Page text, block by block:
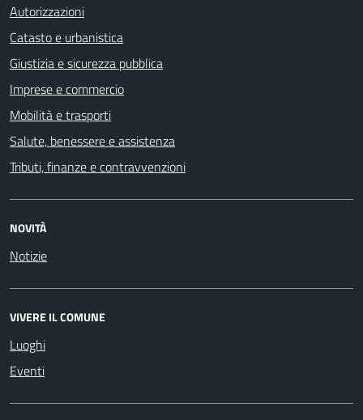
Autorizzazioni
Catasto e urbanistica
Giustizia e sicurezza pubblica
Imprese e commercio
Mobilità e trasporti
Salute, benessere e assistenza
Tributi, finanze e contravvenzioni
NOVITÀ
Notizie
VIVERE IL COMUNE
Luoghi
Eventi